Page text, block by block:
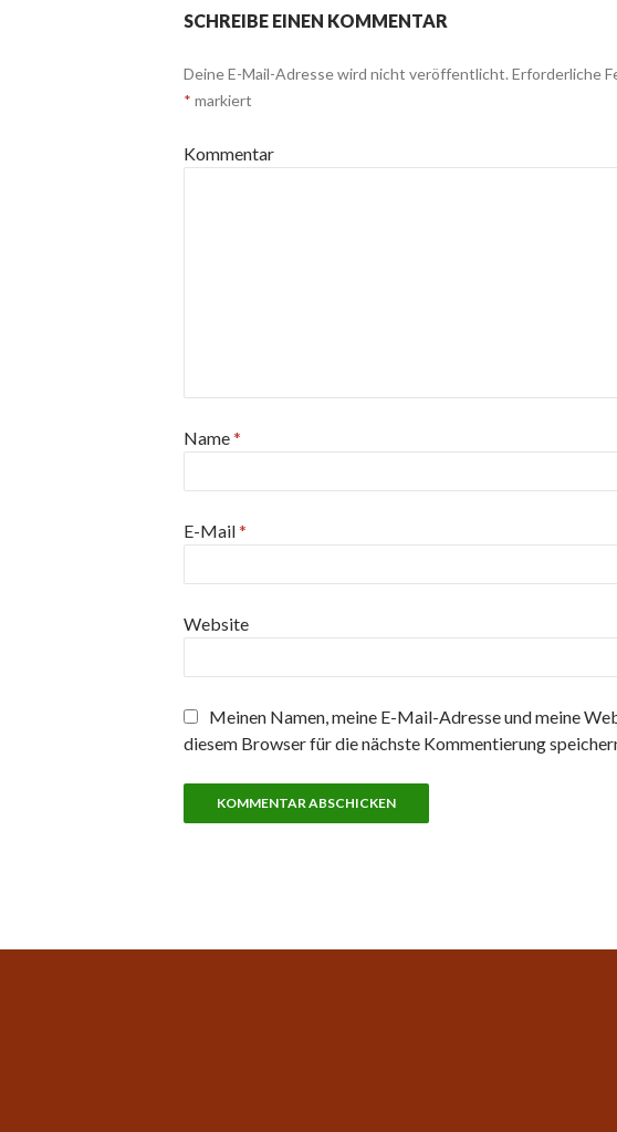
SCHREIBE EINEN KOMMENTAR
Deine E-Mail-Adresse wird nicht veröffentlicht. Erforderliche
* markiert
Kommentar
Name*
E-Mail*
Website
Meinen Namen, meine E-Mail-Adresse und meine
diesem Browser für die nächste Kommentierung